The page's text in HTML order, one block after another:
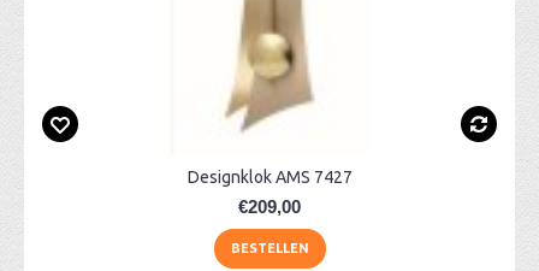
Designklok AMS 7427
€209,00
BESTELLEN